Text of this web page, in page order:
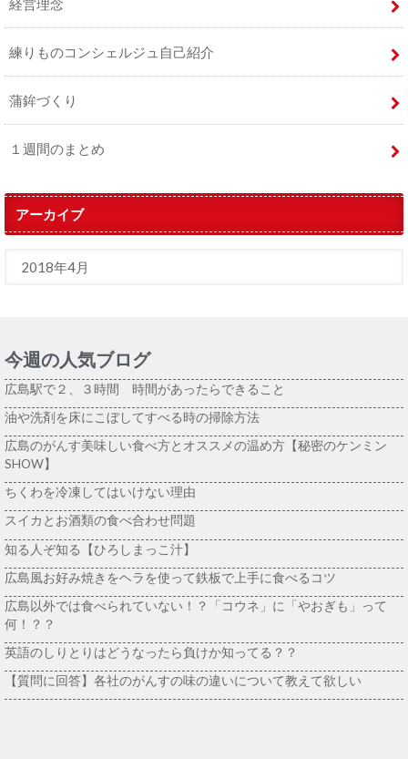
経営理念
練りものコンシェルジュ自己紹介
蒲鉾づくり
１週間のまとめ
アーカイブ
今週の人気ブログ
広島駅で２、３時間 時間があったらできること
油や洗剤を床にこぼしてすべる時の掃除方法
広島のがんす美味しい食べ方とオススメの温め方【秘密のケンミン
SHOW】
ちくわを冷凍してはいけない理由
スイカとお酒類の食べ合わせ問題
知る人ぞ知る【ひろしまっこ汁】
広島風お好み焼きをヘラを使って鉄板で上手に食べるコツ
広島以外では食べられていない！？「コウネ」に「やおぎも」って
何！？？
英語のしりとりはどうなったら負けか知ってる？？
【質問に回答】各社のがんすの味の違いについて教えて欲しい